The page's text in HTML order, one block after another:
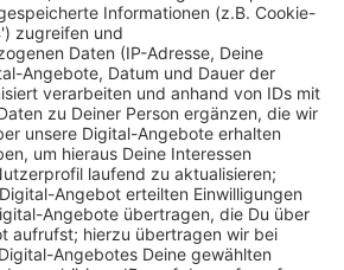
Streiks noch nicht
Tarifstreits im Öffentlichen
ver.di zu Warnstreiks im
Betroffen sind am
der Stadtwerke Rhede, der